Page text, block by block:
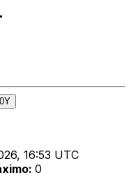
16:53 UTC
: 0